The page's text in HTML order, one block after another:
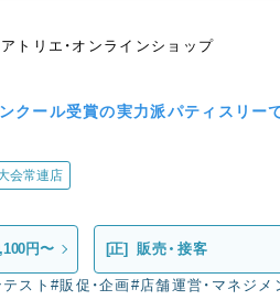
アトリエ・オンラインショップ
クール受賞の実力派パティスリー
会常連店
円〜 [正] 販売・接客
スト #販促・企画#店舗運営・マネジメ